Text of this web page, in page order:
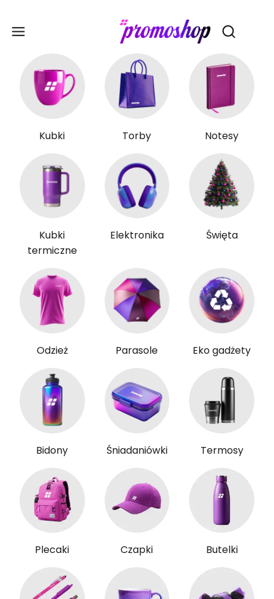
Otwórz
Kubki Torby Notesy
Kubki
termiczne
Elektronika Święta
Odzież Parasole Eko gadżety
Bidony Śniadaniówki Termosy
Plecaki Czapki Butelki